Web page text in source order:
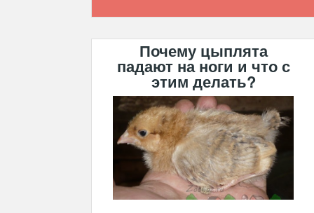
Почему цыплята
падают на ноги и что с
этим делать?